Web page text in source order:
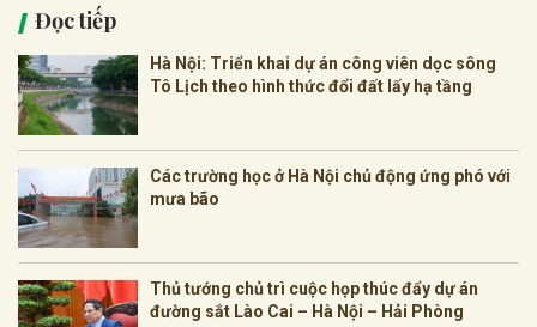
Đọc tiếp
Hà Nội: Triển khai dự án công viên dọc sông
Tô Lịch theo hình thức đổi đất lấy hạ tầng
Các trường học ở Hà Nội chủ động ứng phó với
mưa bão
Thủ tướng chủ trì cuộc họp thúc đẩy dự án
đường sắt Lào Cai – Hà Nội – Hải Phòng